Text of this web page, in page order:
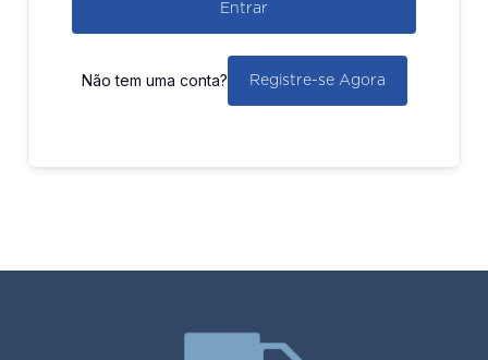
Entrar
Não tem uma conta? Registre-se Agora